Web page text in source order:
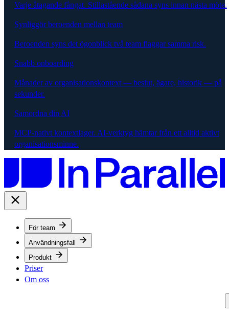
Varje åtagande fångat. Stillastående sådana syns innan nästa möte.
Synliggör beroenden mellan team
Beroenden syns det ögonblick två team flaggar samma risk.
Snabb onboarding
Månader av organisationskontext — beslut, ägare, historik — på
sekunder.
Samordna din AI
MCP-nativt kontextlager. AI-verktyg hämtar från ett alltid aktivt
organisationsminne.
För team
Användningsfall
Produkt
Priser
Om oss